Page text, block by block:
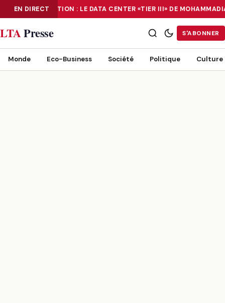
EN DIRECT
NUMÉRISATION : LE DATA CENTER «TIER III» DE
NUMÉRISATION : LE DATA CENTER «TIER III» DE MOHAMMADIA, UN
LTAPresse S'ABONNER
Monde Eco-Business Société Politique Culture